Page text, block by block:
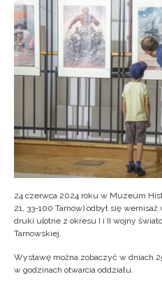
24 czerwca 2024 roku w Muzeum
21, 33-100 Tarnów) odbył się
druki ulotne z okresu I i II wojny
Tarnowskiej.
Wystawę można zobaczyć w dniach
w godzinach otwarcia oddziału.